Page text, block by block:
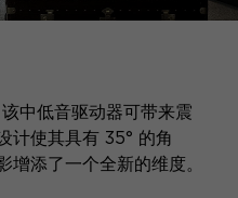
中低音驱动器可带来震
计使其具有 35° 的角
增添了一个全新的维度。